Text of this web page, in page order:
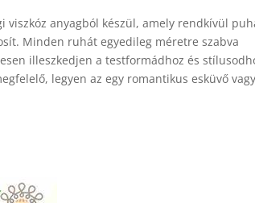
viszkóz anyagból készül, amely rendkívül
Minden ruhát egyedileg méretre szabva
illeszkedjen a testformádhoz és
legyen az egy romantikus esküvő